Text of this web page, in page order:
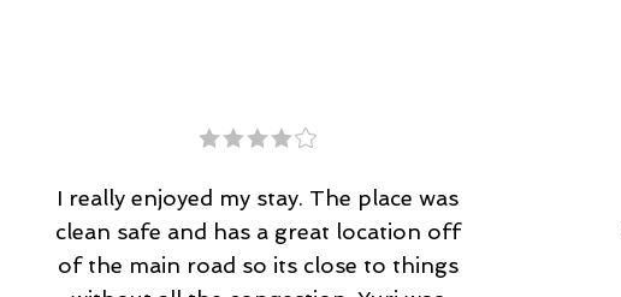
Altamente recomendable. La atencion
de Yuri, el dueño, estaba siempre
atento a nuestros requirimientos. Las